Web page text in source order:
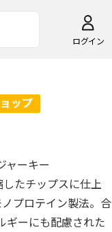
ログイン
ャーキー
たチップスに仕上
プロテイン製法。合
ギーにも配慮された